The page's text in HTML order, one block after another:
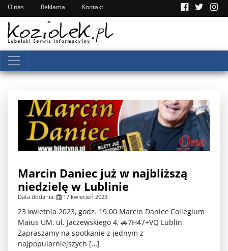
O nas Reklama Kontakt
Marcin Daniec już w najbliższą
niedzielę w Lublinie
Data dodania: 17 kwiecień 2023
23 kwietnia 2023, godz. 19.00 Marcin Daniec Collegium
Maius UM, ul. Jaczewskiego 4, 🚗7H47+VQ Lublin
Zapraszamy na spotkanie z jednym z
najpopularniejszych […]